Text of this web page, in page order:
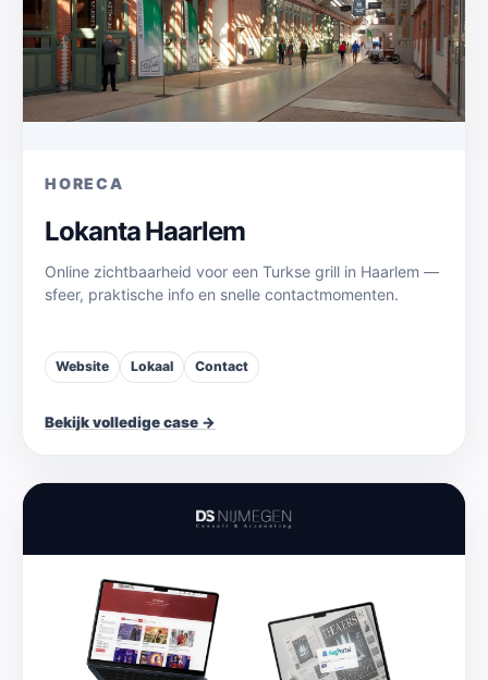
HORECA
Lokanta Haarlem
Online zichtbaarheid voor een Turkse grill in Haarlem —
sfeer, praktische info en snelle contactmomenten.
Website Lokaal Contact
Bekijk volledige case →